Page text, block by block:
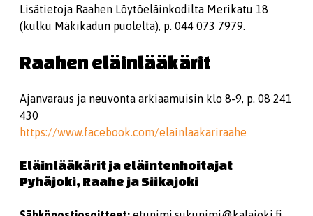
Lisätietoja Raahen Löytöeläinkodilta Merikatu 18
(kulku Mäkikadun puolelta), p. 044 073 7979.
Raahen eläinlääkärit
Ajanvaraus ja neuvonta arkiaamuisin klo 8-9, p. 08 241
430
https://www.facebook.com/elainlaakariraahe
Eläinlääkärit ja eläintenhoitajat
Pyhäjoki, Raahe ja Siikajoki